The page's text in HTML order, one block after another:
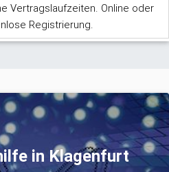
Vertragslaufzeiten. Online oder
Registrierung.
in Klagenfurt